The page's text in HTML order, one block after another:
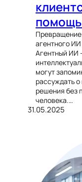
агентного
Агентный ИИ
могут
рассуждать
решения без
человека.…
31.05.2025